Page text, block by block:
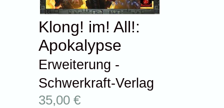
Klong! im! All!:
Apokalypse
Erweiterung -
Schwerkraft-Verlag
35,00 €